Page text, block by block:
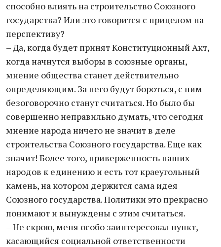
способно влиять на строительство Союзного
государства? Или это говорится с прицелом на
перспективу?
– Да, когда будет принят Конституционный Акт,
когда начнутся выборы в союзные органы,
мнение общества станет действительно
определяющим. За него будут бороться, с ним
безоговорочно станут считаться. Но было бы
совершенно неправильно думать, что сегодня
мнение народа ничего не значит в деле
строительства Союзного государства. Еще как
значит! Более того, приверженность наших
народов к единению и есть тот краеугольный
камень, на котором держится сама идея
Союзного государства. Политики это прекрасно
понимают и вынуждены с этим считаться.
– Не скрою, меня особо заинтересовал пункт,
касающийся социальной ответственности